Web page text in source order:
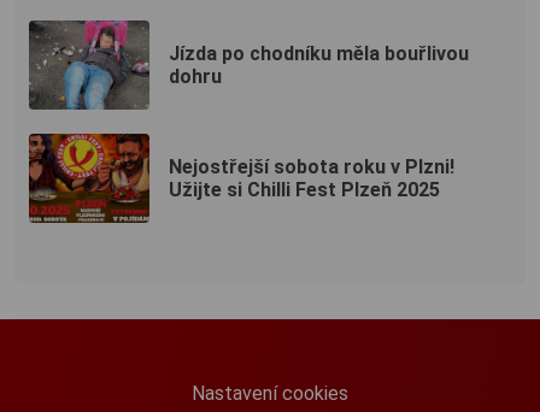
Jízda po chodníku měla bouřlivou
dohru
Nejostřejší sobota roku v Plzni!
Užijte si Chilli Fest Plzeň 2025
Nastavení cookies